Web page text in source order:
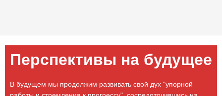
Перспективы на будущее
В будущем мы продолжим развивать свой дух "упорной